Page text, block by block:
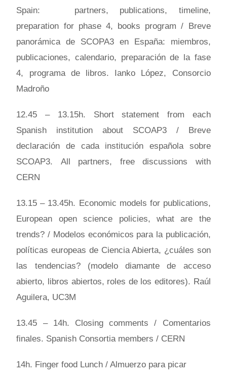
Spain: partners, publications, timeline,
preparation for phase 4, books program / Breve
panorámica de SCOPA3 en España: miembros,
publicaciones, calendario, preparación de la fase
4, programa de libros. Ianko López, Consorcio
Madroño
12.45 – 13.15h. Short statement from each
Spanish institution about SCOAP3 / Breve
declaración de cada institución española sobre
SCOAP3. All partners, free discussions with
CERN
13.15 – 13.45h. Economic models for publications,
European open science policies, what are the
trends? / Modelos económicos para la publicación,
políticas europeas de Ciencia Abierta, ¿cuáles son
las tendencias? (modelo diamante de acceso
abierto, libros abiertos, roles de los editores). Raúl
Aguilera, UC3M
13.45 – 14h. Closing comments / Comentarios
finales. Spanish Consortia members / CERN
14h. Finger food Lunch / Almuerzo para picar